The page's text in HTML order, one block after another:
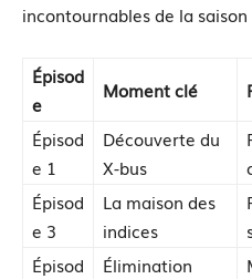
incontournables de la saison
Épisod
e
Moment clé
Épisod
e 1
Découverte du
X-bus
Épisod
e 3
La maison des
indices
Épisod
Élimination